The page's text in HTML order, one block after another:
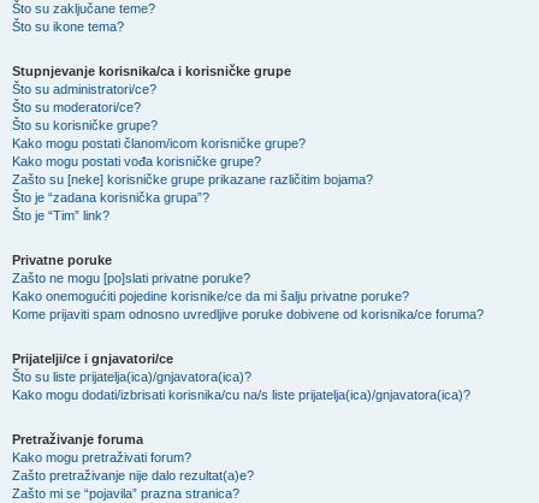
Što su zaključane teme?
Što su ikone tema?
Stupnjevanje korisnika/ca i korisničke grupe
Što su administratori/ce?
Što su moderatori/ce?
Što su korisničke grupe?
Kako mogu postati članom/icom korisničke grupe?
Kako mogu postati vođa korisničke grupe?
Zašto su [neke] korisničke grupe prikazane različitim bojama?
Što je “zadana korisnička grupa”?
Što je “Tim” link?
Privatne poruke
Zašto ne mogu [po]slati privatne poruke?
Kako onemogućiti pojedine korisnike/ce da mi šalju privatne poruke?
Kome prijaviti spam odnosno uvredljive poruke dobivene od korisnika/ce foruma?
Prijatelji/ce i gnjavatori/ce
Što su liste prijatelja(ica)/gnjavatora(ica)?
Kako mogu dodati/izbrisati korisnika/cu na/s liste prijatelja(ica)/gnjavatora(ica)?
Pretraživanje foruma
Kako mogu pretraživati forum?
Zašto pretraživanje nije dalo rezultat(a)e?
Zašto mi se “pojavila” prazna stranica?